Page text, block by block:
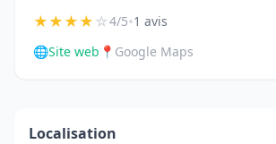
★★★★☆4/5•1 avis
🌐Site web 📍 Google Maps
Localisation